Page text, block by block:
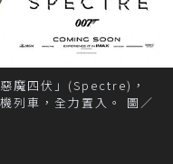
魔四伏」(Spectre)，
列車，全力置入。 圖／